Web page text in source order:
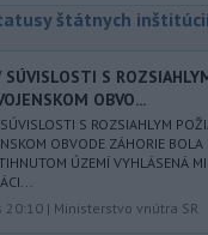
štátnych
SÚVISLOSTI S
OBVO...
S ROZSIAHLYM
OBVODE ZÁHORIE BOLA
ÚZEMÍ VYHLÁSENÁ
20:10 | Ministerstvo vnútra SR